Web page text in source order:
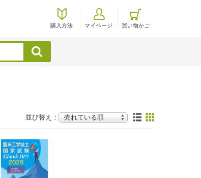
購入方法 マイページ 買い物かご
検索
並び替え：